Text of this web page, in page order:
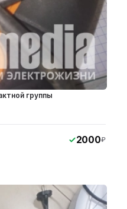
группы
2000₽